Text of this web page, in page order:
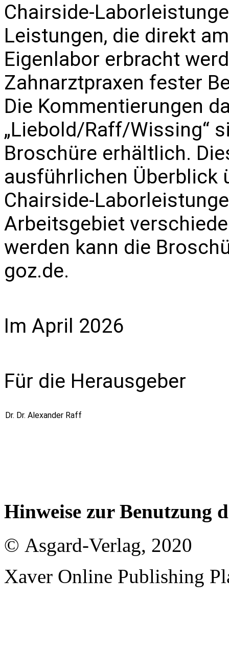
Chairside-
Leistungen, die direkt
Eigenlabor erbracht
Zahnarztpraxen fester
Die Kommentierungen
„Liebold/Raff/Wissing“
Broschüre erhältlich.
ausführlichen Überblick
Chairside-
Arbeitsgebiet
werden kann die
goz.de.
Im April 2026
Für die Herausgeber
Dr. Dr. Alexander Raff
Hinweise zur Benutzung
© Asgard-Verlag, 2020
Xaver Online Publishing